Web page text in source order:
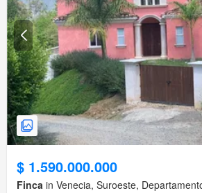
$ 1.590.000.000
Finca in Venecia, Suroeste,